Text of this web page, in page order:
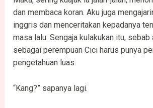
dan membaca koran. Aku juga
inggris dan menceritakan kepadanya
masa lalu. Sengaja kulakukan itu, sebab
sebagai perempuan Cici harus punya
pengetahuan luas.
“Kang?” sapanya lagi.